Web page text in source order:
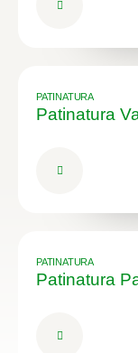
PATINATURA
Patinatura
PATINATURA
Patinatura